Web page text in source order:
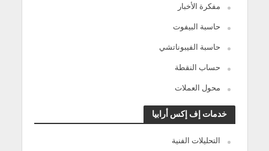
مفكرة الأخبار
حاسبة البيفوت
حاسبة الفيبوناتشي
حساب النقطة
محول العملات
خدمات إف إكس أرابيا
التحليلات الفنية